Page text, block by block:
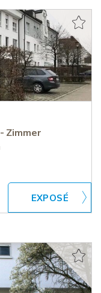
Zimmer